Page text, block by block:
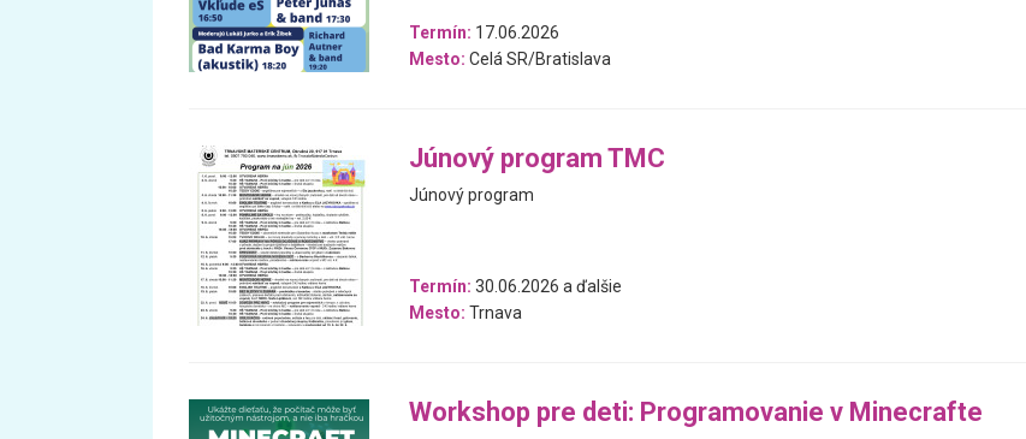
Termín: 17.06.2026
Mesto: Celá SR/Bratislava
Júnový program TMC
Júnový program
Termín: 30.06.2026 a ďalšie
Mesto: Trnava
Workshop pre deti: Programovanie v Minecrafte